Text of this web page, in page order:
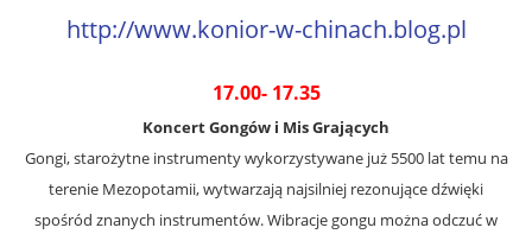
http://www.konior-w-chinach.blog.pl
17.00- 17.35
Koncert Gongów i Mis Grających
Gongi, starożytne instrumenty wykorzystywane już 5500 lat temu na
terenie Mezopotamii, wytwarzają najsilniej rezonujące dźwięki
spośród znanych instrumentów. Wibracje gongu można odczuć w